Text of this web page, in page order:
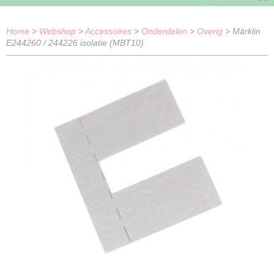
Home > Webshop >Accessoires > Onderdelen > Overig > Märklin
E244260 / 244226 isolatie (MBT10)